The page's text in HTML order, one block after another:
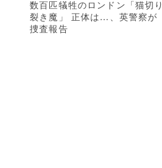
数百匹犠牲のロンドン「猫切り
裂き魔」 正体は…、英警察が
捜査報告